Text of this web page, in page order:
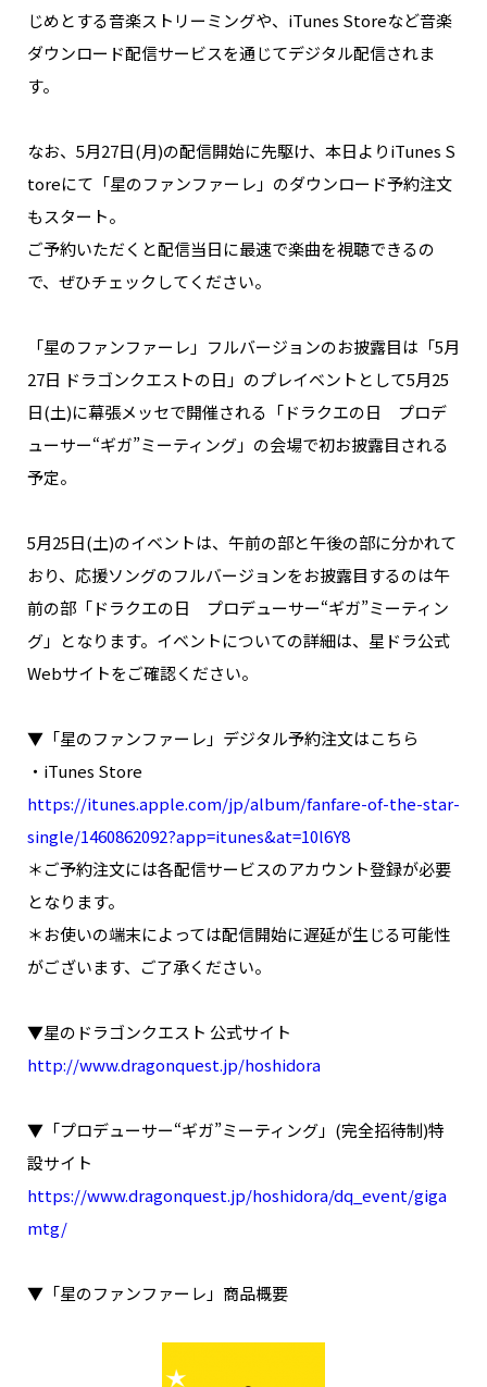
じめとする音楽ストリーミングや、iTunes Storeなど音楽
ダウンロード配信サービスを通じてデジタル配信されま
す。
なお、5月27日(月)の配信開始に先駆け、本日よりiTunes S
toreにて「星のファンファーレ」のダウンロード予約注文
もスタート。
ご予約いただくと配信当日に最速で楽曲を視聴できるの
で、ぜひチェックしてください。
「星のファンファーレ」フルバージョンのお披露目は「5月
27日 ドラゴンクエストの日」のプレイベントとして5月25
日(土)に幕張メッセで開催される「ドラクエの日 プロデ
ューサー“ギガ”ミーティング」の会場で初お披露目される
予定。
5月25日(土)のイベントは、午前の部と午後の部に分かれて
おり、応援ソングのフルバージョンをお披露目するのは午
前の部「ドラクエの日 プロデューサー“ギガ”ミーティン
グ」となります。イベントについての詳細は、星ドラ公式
Webサイトをご確認ください。
▼「星のファンファーレ」デジタル予約注文はこちら
・iTunes Store
https://itunes.apple.com/jp/album/fanfare-of-the-star-
single/1460862092?app=itunes&at=10l6Y8
＊ご予約注文には各配信サービスのアカウント登録が必要
となります。
＊お使いの端末によっては配信開始に遅延が生じる可能性
がございます、ご了承ください。
▼星のドラゴンクエスト 公式サイト
http://www.dragonquest.jp/hoshidora
▼「プロデューサー“ギガ”ミーティング」(完全招待制)特
設サイト
https://www.dragonquest.jp/hoshidora/dq_event/giga
mtg/
▼「星のファンファーレ」商品概要